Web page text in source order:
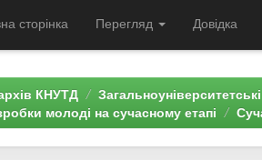
сторінка Перегляд Довідка
КНУТД Загальноуніверситетські
молоді на сучасному етапі